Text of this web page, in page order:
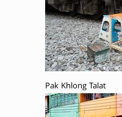
Pak Khlong Talat